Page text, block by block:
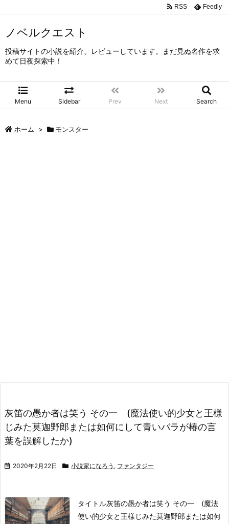
ノベルクエスト
投稿サイトの小説を紹介、レビューしています。まだ見ぬ名作を求
めて日夜探索中！
Menu Sidebar Prev Next Search
RSS Feedly
ホーム > モンスター
灰笛の愚か者は笑う その一 (魔法使い的少女と王様
じみた莫迦野郎または如何にして青いバラが椿の言
葉を誤解したか)
2020年2月22日 小説家になろう , ファンタジー
タイトル灰笛の愚か者は笑う その一 (魔法
使い的少女と王様じみた莫迦野郎または如何